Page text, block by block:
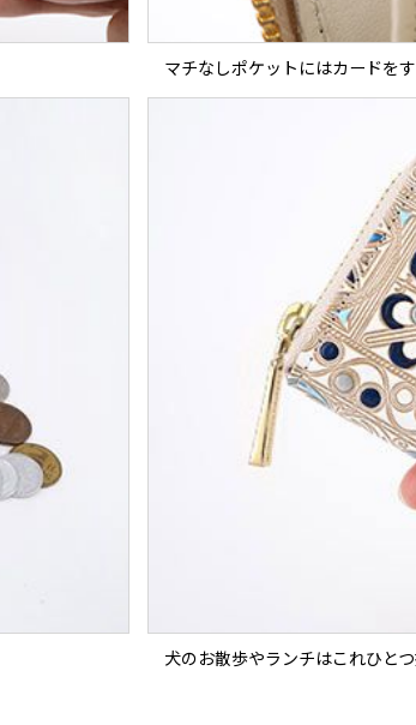
マチなしポケットにはカードを
犬のお散歩やランチはこれひと